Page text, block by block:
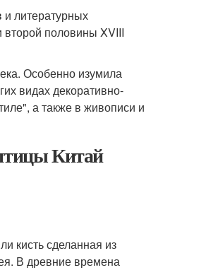
литературных
второй половины XVIII
Особенно изумила
видах декоративно-
а также в живописи и
Китай
кисть сделанная из
В древние времена